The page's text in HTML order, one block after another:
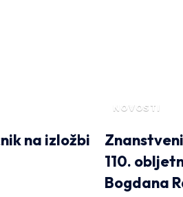
na izložbi
NOVOSTI
110.
Bogdana